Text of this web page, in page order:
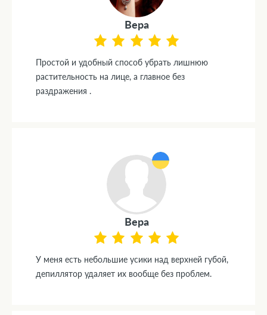
Вера
Простой и удобный способ убрать лишнюю
растительность на лице, а главное без
раздражения .
Вера
У меня есть небольшие усики над верхней губой,
депиллятор удаляет их вообще без проблем.